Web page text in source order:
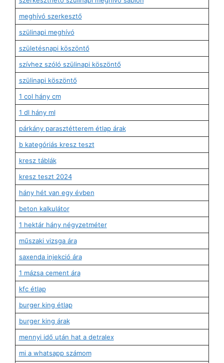
meghívó szerkesztő
szülinapi meghívó
születésnapi köszöntő
szívhez szóló szülinapi köszöntő
szülinapi köszöntő
1 col hány cm
1 dl hány ml
párkány parasztétterem étlap árak
b kategóriás kresz teszt
kresz táblák
kresz teszt 2024
hány hét van egy évben
beton kalkulátor
1 hektár hány négyzetméter
műszaki vizsga ára
saxenda injekció ára
1 mázsa cement ára
kfc étlap
burger king étlap
burger king árak
mennyi idő után hat a detralex
mi a whatsapp számom